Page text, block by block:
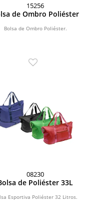
15256
de Ombro Poliéster
Bolsa de Ombro Poliéster.
08230
de Poliéster 33L
Esportiva Poliéster 32 Litros.